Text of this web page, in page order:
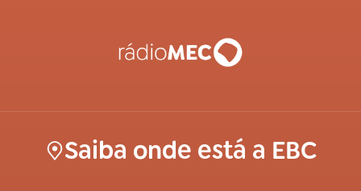
Saiba onde está a EBC